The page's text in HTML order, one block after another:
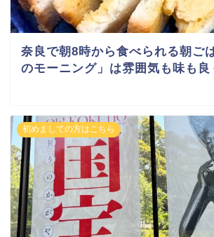
奈良で朝8時から食べられる朝ご
のモーニング」は雰囲気も味も良
初めましての方はこちら